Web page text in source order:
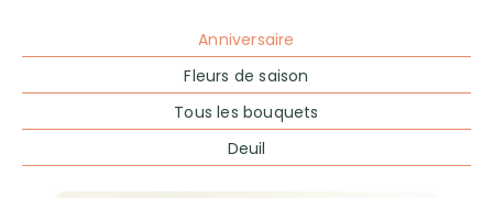
Anniversaire
Fleurs de saison
Tous les bouquets
Deuil